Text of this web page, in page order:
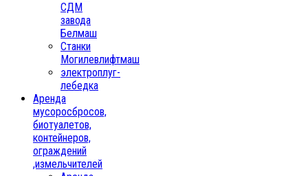
СДМ
завода
Белмаш
Станки
Могилевлифтмаш
электроплуг-
лебедка
Аренда
мусоросбросов,
биотуалетов,
контейнеров,
ограждений
,измельчителей